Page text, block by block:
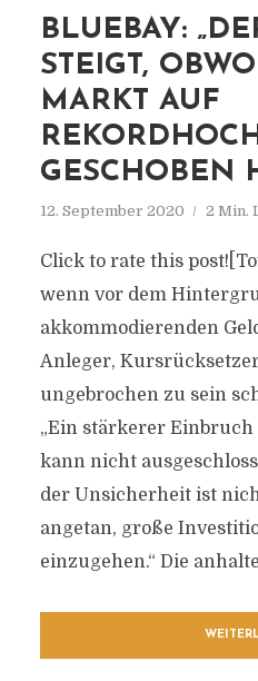
BLUEBAY:
STEIGT,
MARKT AUF
GESCHOBEN
12. September 2020 2 Min.
Click to rate this
wenn vor dem
akkommodierenden
Anleger,
ungebrochen zu sein
„Ein stärkerer
kann nicht
der Unsicherheit ist
angetan, große
einzugehen.“ Die